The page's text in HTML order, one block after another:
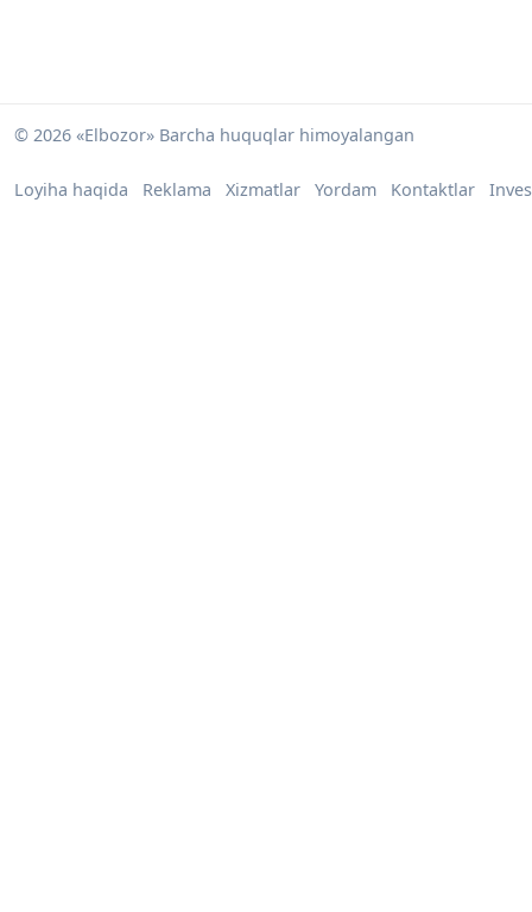
© 2026 «Elbozor» Barcha huquqlar himoyalangan
Loyiha haqida Reklama Xizmatlar Yordam Kontaktlar